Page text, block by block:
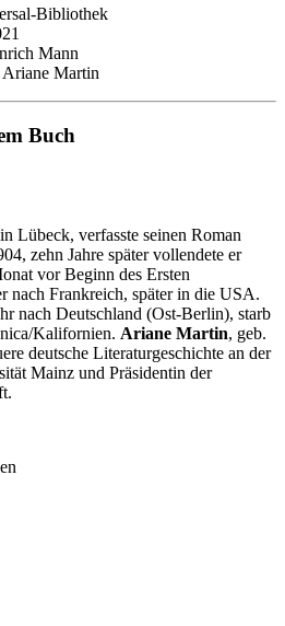
Bibliothek
Mann
Ariane Martin
Buch
Lübeck, verfasste seinen Roman
zehn Jahre später vollendete er
vor Beginn des Ersten
nach Frankreich, später in die USA.
nach Deutschland (Ost-Berlin), starb
Kalifornien. Ariane Martin, geb.
deutsche Literaturgeschichte an der
Mainz und Präsidentin der